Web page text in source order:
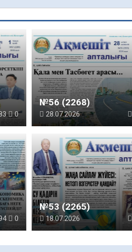
0
№56 (2268)
28.07.2026
0
№53 (2265)
18.07.2026